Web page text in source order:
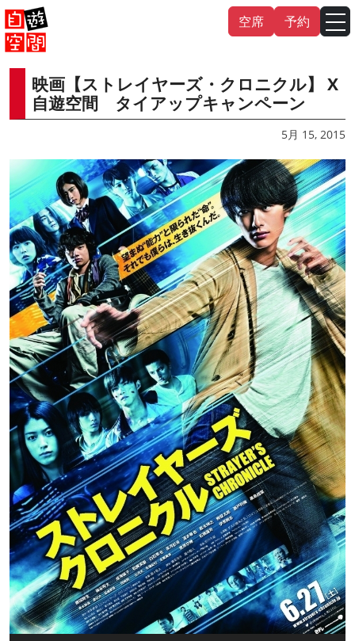
Skip
to
content
空席 予約
映画【ストレイヤーズ・クロニクル】 X
自遊空間 タイアップキャンペーン
5月 15, 2015
English 中文（繁體） 中文（简体）
日本語